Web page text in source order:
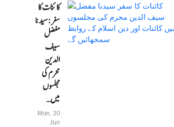
کائنات کا
سفر:سیدنا
مفضل
سیف
الدین
محرم کی
مجلسوں
میں…
Mon, 30
Jun